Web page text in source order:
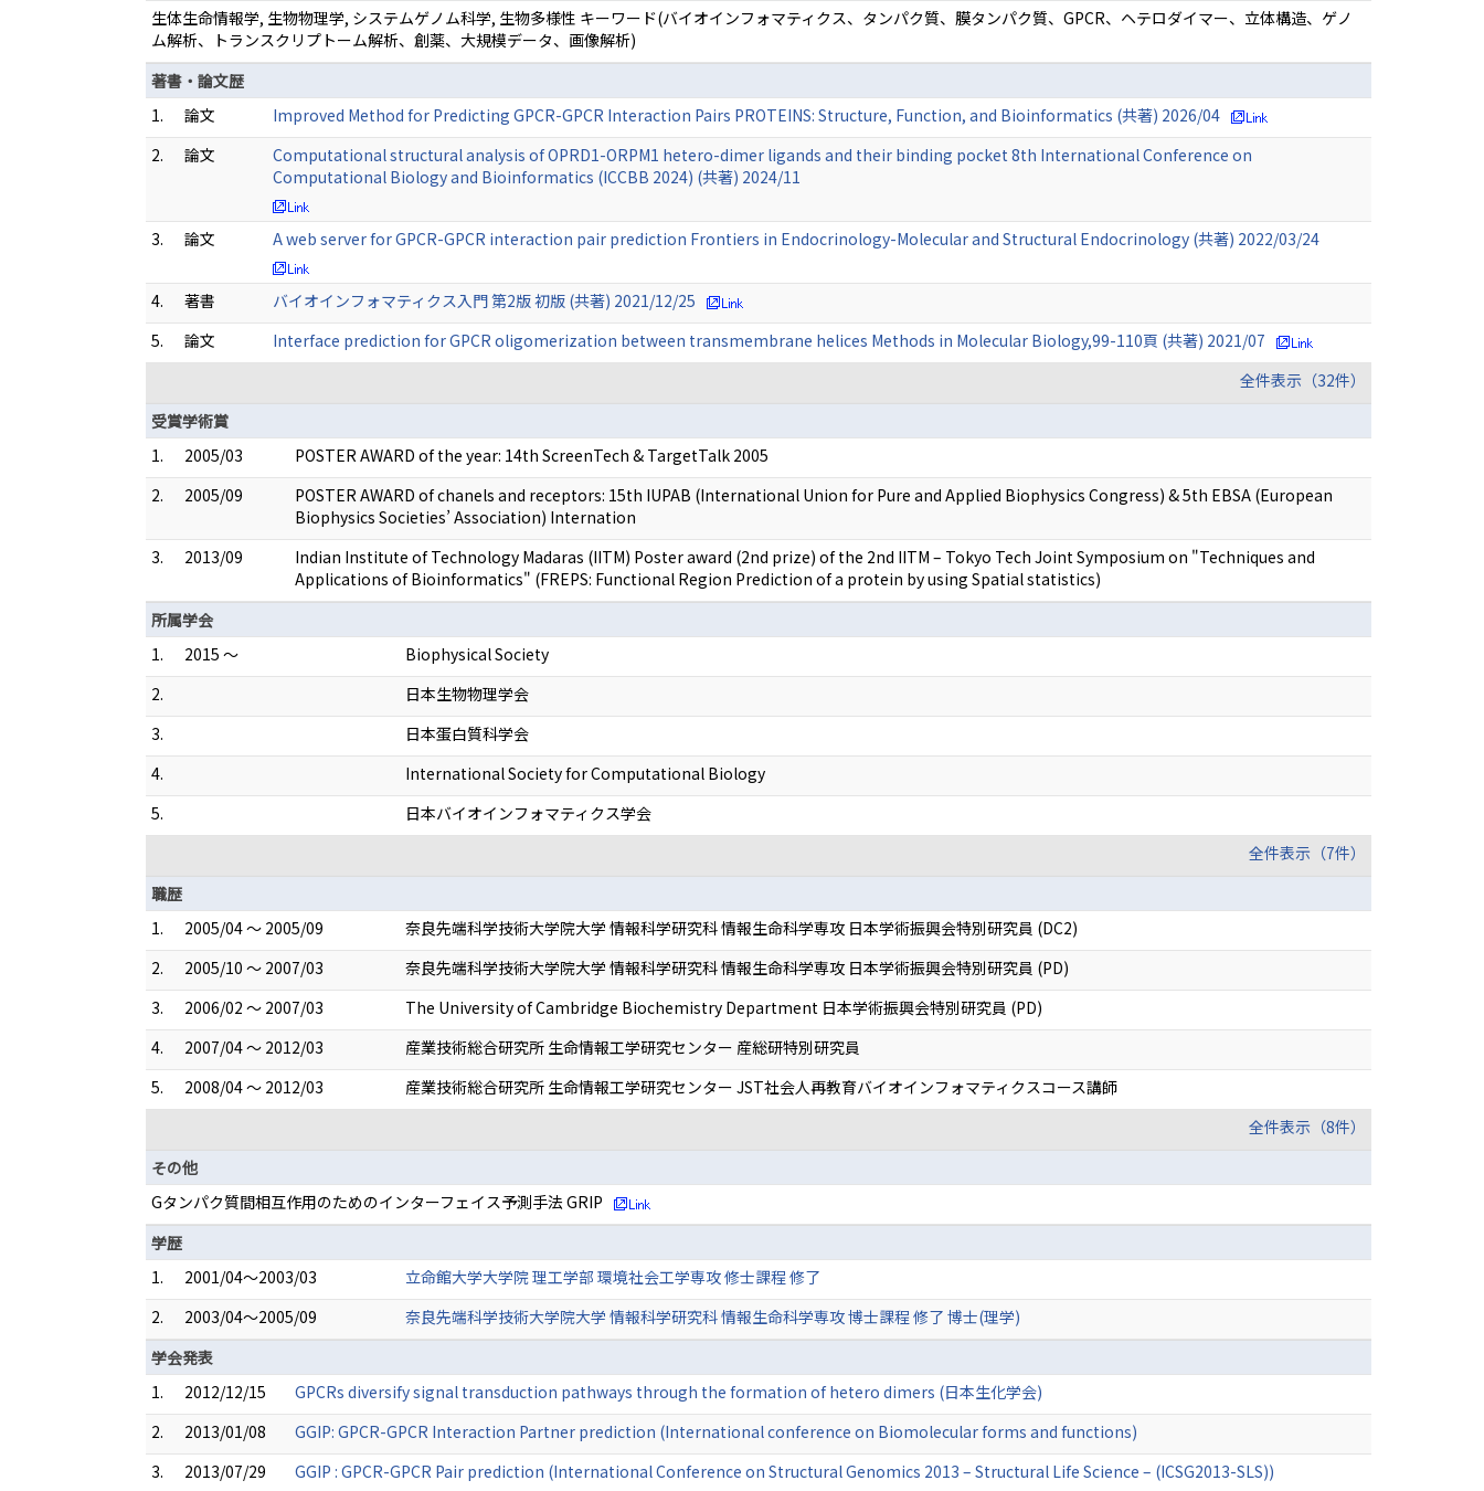
生体生命情報学, 生物物理学, システムゲノム科学, 生物多様性 キーワード(バイオインフォマティクス、タンパク質、膜タンパク質、GPCR、ヘテロダイマー、立体構造、ゲノ
ム解析、トランスクリプトーム解析、創薬、大規模データ、画像解析)
著書・論文歴
1.
論文
Improved Method for Predicting GPCR-GPCR Interaction Pairs PROTEINS: Structure, Function, and Bioinformatics (共著) 2026/04
2.
論文
Computational structural analysis of OPRD1-ORPM1 hetero-dimer ligands and their binding pocket 8th International Conference on
Computational Biology and Bioinformatics (ICCBB 2024) (共著) 2024/11
3. 論文 A web server for GPCR-GPCR interaction pair prediction Frontiers in Endocrinology-Molecular and Structural Endocrinology (共著) 2022/03/24
4. 著書
バイオインフォマティクス入門 第2版 初版 (共著) 2021/12/25
5.
論文
Interface prediction for GPCR oligomerization between transmembrane helices Methods in Molecular Biology,99-110頁 (共著) 2021/07
全件表示（32件）
受賞学術賞
1.
2005/03
POSTER AWARD of the year: 14th ScreenTech & TargetTalk 2005
2.
2005/09
POSTER AWARD of chanels and receptors: 15th IUPAB (International Union for Pure and Applied Biophysics Congress) & 5th EBSA (European
Biophysics Societies’ Association) Internation
3.
2013/09
Indian Institute of Technology Madaras (IITM) Poster award (2nd prize) of the 2nd IITM – Tokyo Tech Joint Symposium on "Techniques and
Applications of Bioinformatics" (FREPS: Functional Region Prediction of a protein by using Spatial statistics)
所属学会
1.
2015 ～
Biophysical Society
2.
日本生物物理学会
3.
日本蛋白質科学会
4.
International Society for Computational Biology
5.
日本バイオインフォマティクス学会
全件表示（7件）
職歴
1.
2005/04 ～ 2005/09
奈良先端科学技術大学院大学 情報科学研究科 情報生命科学専攻 日本学術振興会特別研究員 (DC2)
2.
2005/10 ～ 2007/03
奈良先端科学技術大学院大学 情報科学研究科 情報生命科学専攻 日本学術振興会特別研究員 (PD)
3.
2006/02 ～ 2007/03
The University of Cambridge Biochemistry Department 日本学術振興会特別研究員 (PD)
4.
2007/04 ～ 2012/03
産業技術総合研究所 生命情報工学研究センター 産総研特別研究員
5.
2008/04 ～ 2012/03
産業技術総合研究所 生命情報工学研究センター JST社会人再教育バイオインフォマティクスコース講師
全件表示（8件）
その他
Gタンパク質間相互作用のためのインターフェイス予測手法 GRIP
学歴
1.
2001/04～2003/03
立命館大学大学院 理工学部 環境社会工学専攻 修士課程 修了
2.
2003/04～2005/09
奈良先端科学技術大学院大学 情報科学研究科 情報生命科学専攻 博士課程 修了 博士(理学)
学会発表
1.
2012/12/15
GPCRs diversify signal transduction pathways through the formation of hetero dimers (日本生化学会)
2.
2013/01/08
GGIP: GPCR-GPCR Interaction Partner prediction (International conference on Biomolecular forms and functions)
3.
2013/07/29
GGIP : GPCR-GPCR Pair prediction (International Conference on Structural Genomics 2013 – Structural Life Science – (ICSG2013-SLS))